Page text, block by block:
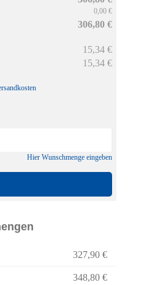
0,00 €
306,80 €
15,34 €
15,34 €
Hier Wunschmenge eingeben
327,90 €
348,80 €